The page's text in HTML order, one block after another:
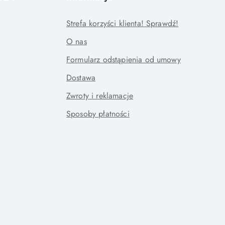
Strefa korzyści klienta! Sprawdź!
O nas
Formularz odstąpienia od umowy
Dostawa
Zwroty i reklamacje
Sposoby płatności